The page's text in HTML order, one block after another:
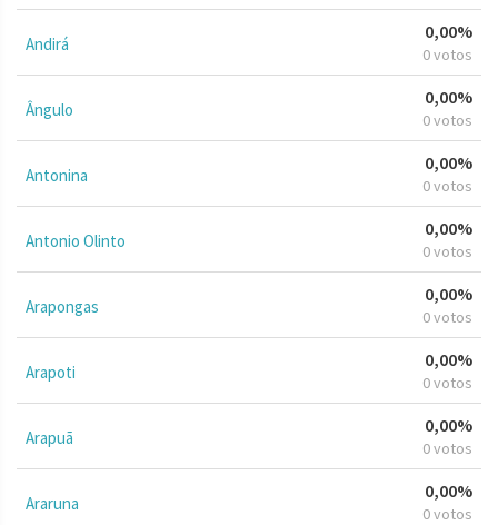
Andirá
0,00%
0 votos
Ângulo
0,00%
0 votos
Antonina
0,00%
0 votos
Antonio Olinto
0,00%
0 votos
Arapongas
0,00%
0 votos
Arapoti
0,00%
0 votos
Arapuã
0,00%
0 votos
Araruna
0,00%
0 votos